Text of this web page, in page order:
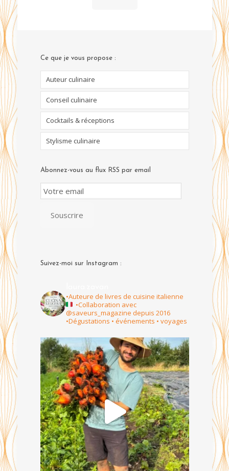
Ce que je vous propose :
Auteur culinaire
Conseil culinaire
Cocktails & réceptions
Stylisme culinaire
Abonnez-vous au flux RSS par email
Subscription
Souscrire
Suivez-moi sur Instagram :
•Auteure de livres de cuisine italienne
•Collaboration avec
@saveurs_magazine depuis 2016
•Dégustations • événements • voyages